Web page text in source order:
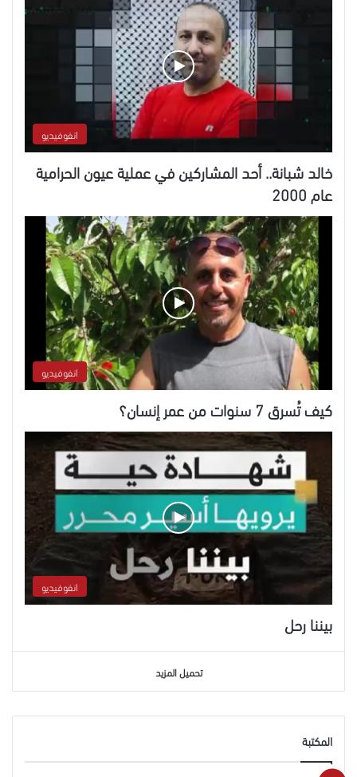
انفوفيديو
خالد شبانة.. أحد المشاركين في عملية عيون الحرامية
عام 2000
انفوفيديو
كيف تُسرق 7 سنوات من عمر إنسان؟
انفوفيديو
بيننا رحل
تحميل المزيد
المكتبة